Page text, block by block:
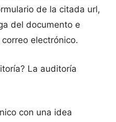
de la citada url,
del documento e
electrónico.
La auditoría
con una idea